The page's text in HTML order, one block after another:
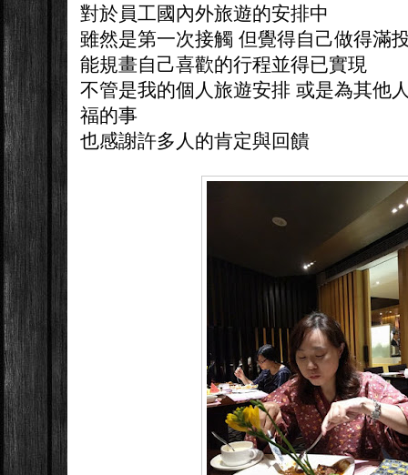
對於員工國內外旅遊的安排中
雖然是第一次接觸 但覺得自己做得滿
能規畫自己喜歡的行程並得已實現
不管是我的個人旅遊安排 或是為其他
福的事
也感謝許多人的肯定與回饋